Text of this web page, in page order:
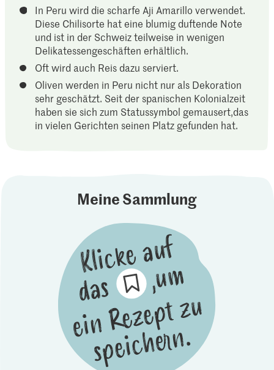
In Peru wird die scharfe Aji Amarillo verwendet.
Diese Chilisorte hat eine blumig duftende Note
und ist in der Schweiz teilweise in wenigen
Delikatessengeschäften erhältlich.
Oft wird auch Reis dazu serviert.
Oliven werden in Peru nicht nur als Dekoration
sehr geschätzt. Seit der spanischen Kolonialzeit
haben sie sich zum Statussymbol gemausert,das
in vielen Gerichten seinen Platz gefunden hat.
Meine Sammlung